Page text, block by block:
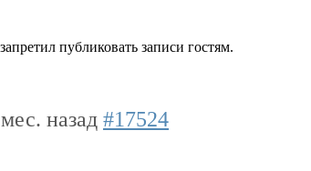
публиковать записи гостям.
назад #17524